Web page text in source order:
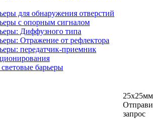
для обнаружения отверстий
с опорным сигналом
Диффузного типа
Отражение от рефлектора
передатчик-приемник
барьеры
25х25мм
запрос